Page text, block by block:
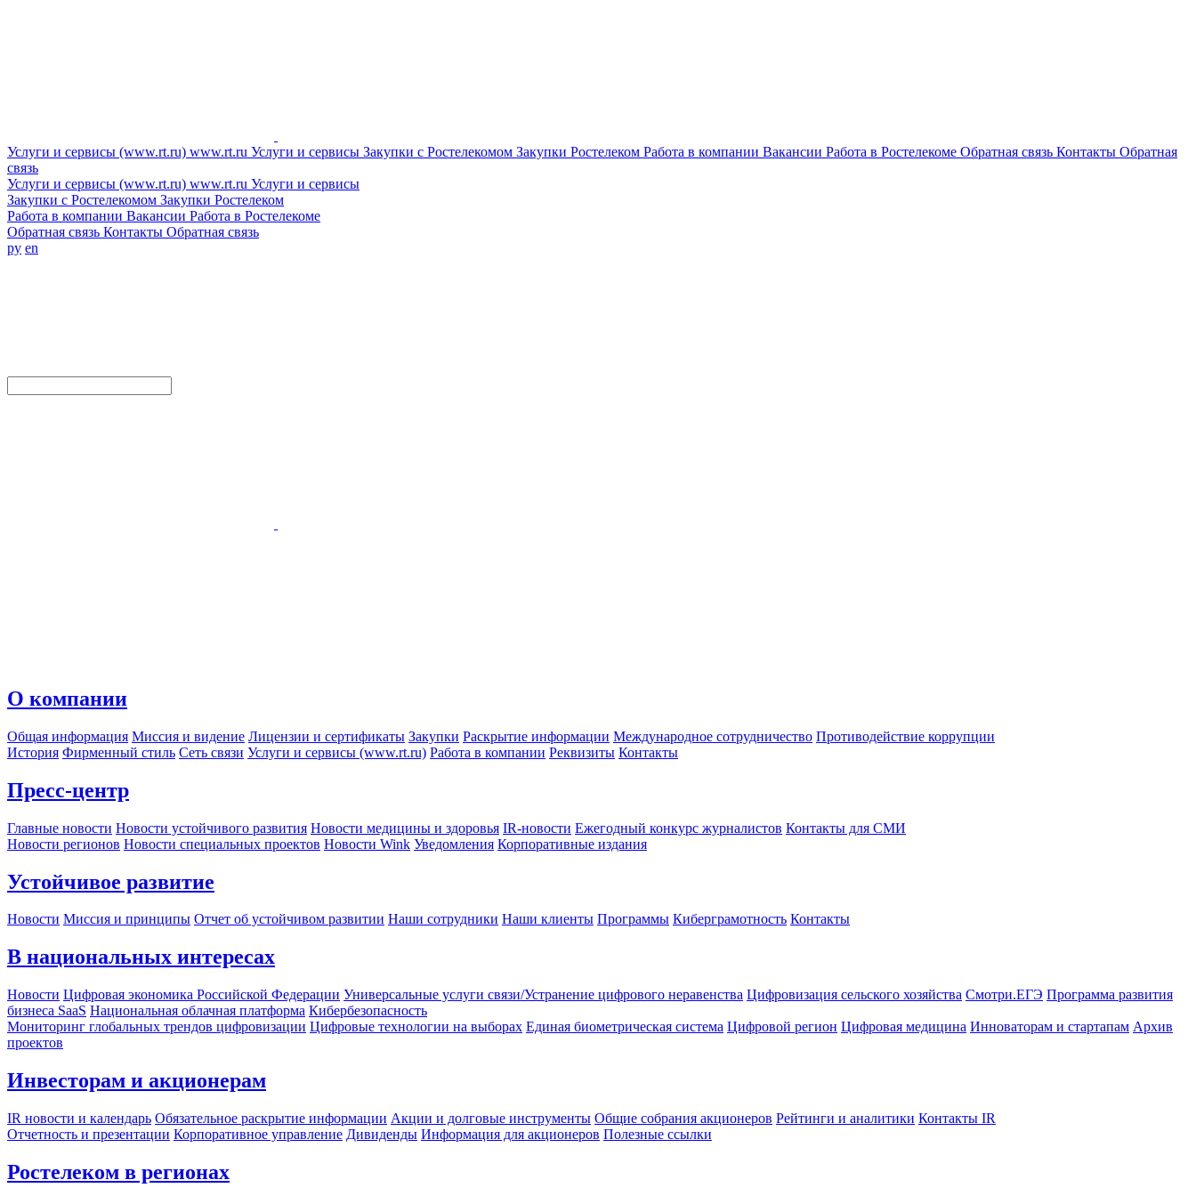
Услуги и сервисы (www.rt.ru) www.rt.ru Услуги и сервисы Закупки с Ростелекомом Закупки Ростелеком Работа в компании Вакансии Работа в Ростелекоме Обратная связь Контакты Обратная
связь
Услуги и сервисы (www.rt.ru) www.rt.ru Услуги и сервисы
Закупки с Ростелекомом Закупки Ростелеком
Работа в компании Вакансии Работа в Ростелекоме
Обратная связь Контакты Обратная связь
ру en
О компании
Общая информация Миссия и видение Лицензии и сертификаты Закупки Раскрытие информации Международное сотрудничество Противодействие коррупции
История Фирменный стиль Сеть связи Услуги и сервисы (www.rt.ru) Работа в компании Реквизиты Контакты
Пресс-центр
Главные новости Новости устойчивого развития Новости медицины и здоровья IR-новости Ежегодный конкурс журналистов Контакты для СМИ
Новости регионов Новости специальных проектов Новости Wink Уведомления Корпоративные издания
Устойчивое развитие
Новости Миссия и принципы Отчет об устойчивом развитии Наши сотрудники Наши клиенты Программы Киберграмотность Контакты
В национальных интересах
Новости Цифровая экономика Российской Федерации Универсальные услуги связи/Устранение цифрового неравенства Цифровизация сельского хозяйства Смотри.ЕГЭ Программа развития
бизнеса SaaS Национальная облачная платформа Кибербезопасность
Мониторинг глобальных трендов цифровизации Цифровые технологии на выборах Единая биометрическая система Цифровой регион Цифровая медицина Инноваторам и стартапам Архив
проектов
Инвесторам и акционерам
IR новости и календарь Обязательное раскрытие информации Акции и долговые инструменты Общие собрания акционеров Рейтинги и аналитики Контакты IR
Отчетность и презентации Корпоративное управление Дивиденды Информация для акционеров Полезные ссылки
Ростелеком в регионах